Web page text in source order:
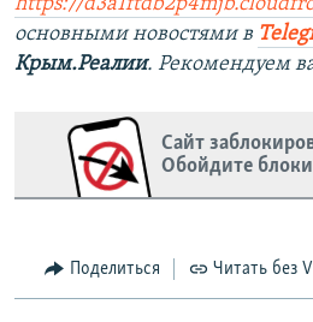
основными новостями в
Крым.Реалии. Рекомендуем
Сайт
Обойдите
Поделиться Читать без